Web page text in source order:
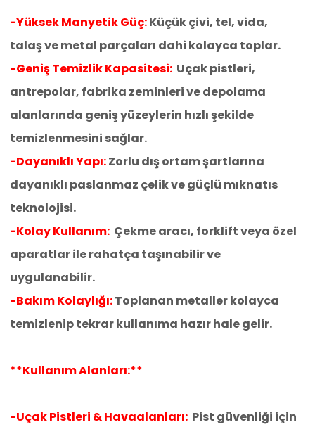
-Yüksek Manyetik Güç:Küçük çivi, tel, vida,
talaş ve metal parçaları dahi kolayca toplar.
-Geniş Temizlik Kapasitesi: Uçak pistleri,
antrepolar, fabrika zeminleri ve depolama
alanlarında geniş yüzeylerin hızlı şekilde
temizlenmesini sağlar.
-Dayanıklı Yapı:Zorlu dış ortam şartlarına
dayanıklı paslanmaz çelik ve güçlü mıknatıs
teknolojisi.
-Kolay Kullanım: Çekme aracı, forklift veya özel
aparatlar ile rahatça taşınabilir ve
uygulanabilir.
-Bakım Kolaylığı:Toplanan metaller kolayca
temizlenip tekrar kullanıma hazır hale gelir.
**Kullanım Alanları:**
-Uçak Pistleri & Havaalanları: Pist güvenliği için